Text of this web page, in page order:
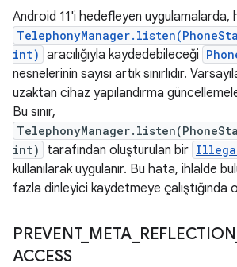
Android 11'i hedefleyen uygulamalarda,
int) aracılığıyla kaydedebileceği
nesnelerinin sayısı artık sınırlıdır.
uzaktan cihaz yapılandırma
Bu sınır,
int)
tarafından oluşturulan bir
kullanılarak uygulanır. Bu hata, ihlalde
fazla dinleyici kaydetmeye çalıştığında
PREVENT_ META REFLECTION
ACCESS